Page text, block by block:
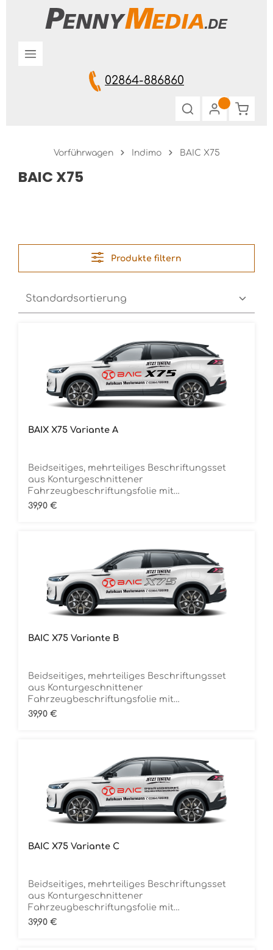
Zum Hauptinhalt springen
02864-886860
Vorführwagen Indimo BAIC X75
BAIC X75
Produkte filtern
BAIX X75 Variante A
Beidseitiges, mehrteiliges Beschriftungsset
aus Konturgeschnittener
Fahrzeugbeschriftungsfolie mit
ÜbertragungstapeDie Folie ist Rückstandsfrei
Regulärer Preis:
39,90 €
BAIC X75 Variante B
Beidseitiges, mehrteiliges Beschriftungsset
aus Konturgeschnittener
Fahrzeugbeschriftungsfolie mit
ÜbertragungstapeDie Folie ist Rückstandsfrei
Regulärer Preis:
39,90 €
BAIC X75 Variante C
Beidseitiges, mehrteiliges Beschriftungsset
aus Konturgeschnittener
Fahrzeugbeschriftungsfolie mit
ÜbertragungstapeDie Folie ist Rückstandsfrei
Regulärer Preis:
39,90 €